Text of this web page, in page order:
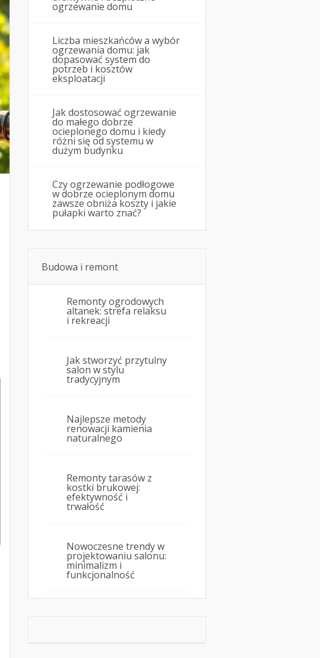
ogrzewanie domu
Liczba mieszkańców a wybór
ogrzewania domu: jak
dopasować system do
potrzeb i kosztów
eksploatacji
Jak dostosować ogrzewanie
do małego dobrze
ocieplonego domu i kiedy
różni się od systemu w
dużym budynku
Czy ogrzewanie podłogowe
w dobrze ocieplonym domu
zawsze obniża koszty i jakie
pułapki warto znać?
Budowa i remont
Remonty ogrodowych
altanek: strefa relaksu
i rekreacji
Jak stworzyć przytulny
salon w stylu
tradycyjnym
Najlepsze metody
renowacji kamienia
naturalnego
Remonty tarasów z
kostki brukowej:
efektywność i
trwałość
Nowoczesne trendy w
projektowaniu salonu:
minimalizm i
funkcjonalność